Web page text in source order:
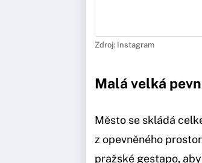
Zdroj: Instagram
Malá velká
Město se skládá
z opevněného
pražské gestapo,